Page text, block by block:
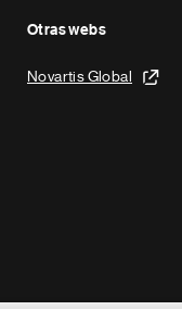
Otras webs
Novartis Global